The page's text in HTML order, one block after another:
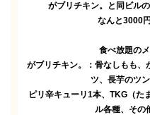
がブリチキン。と同ビル
なんと3000
食べ放題の
がブリチキン。：骨なしもも、
ツ、長芋のツ
ピリ辛キューリ1本、TKG（た
ル各種、その